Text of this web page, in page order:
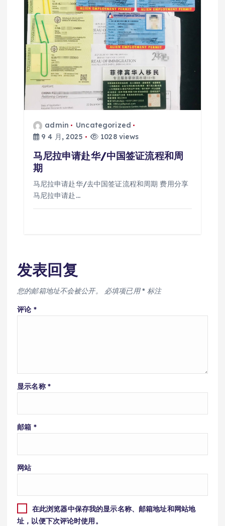
admin
Uncategorized
9 4 月, 2025
1028 views
马尼拉申请赴华/中国签证流程和周
期
马尼拉申请赴华/去中国签证流程和周期 费用分享
马尼拉申请赴…
发表回复
您的邮箱地址不会被公开。 必填项已用* 标注
评论 *
显示名称 *
邮箱 *
网站
在此浏览器中保存我的显示名称、邮箱地址和网站地
址，以便下次评论时使用。